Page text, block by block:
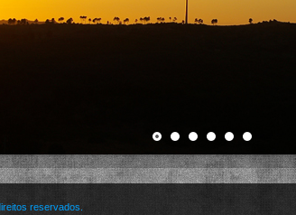
reservados.